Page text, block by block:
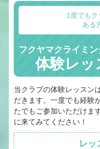
1度でも
ある
フクヤマクライミ
体験レッ
当クラブの体験レッスン
だきます。一度でも経験
たでもご参加いただけま
に来てみてください！
レッ